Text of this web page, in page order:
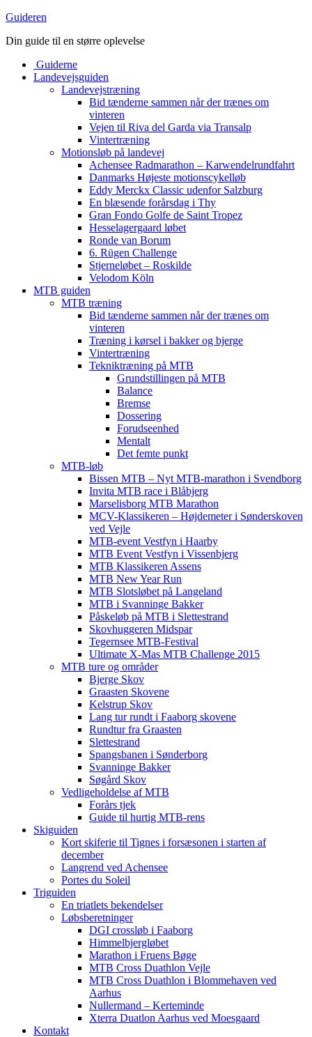
Guideren
Din guide til en større oplevelse
Guiderne
Landevejsguiden
Landevejstræning
Bid tænderne sammen når der trænes om
vinteren
Vejen til Riva del Garda via Transalp
Vintertræning
Motionsløb på landevej
Achensee Radmarathon – Karwendelrundfahrt
Danmarks Højeste motionscykelløb
Eddy Merckx Classic udenfor Salzburg
En blæsende forårsdag i Thy
Gran Fondo Golfe de Saint Tropez
Hesselagergaard løbet
Ronde van Borum
6. Rügen Challenge
Stjerneløbet – Roskilde
Velodom Köln
MTB guiden
MTB træning
Bid tænderne sammen når der trænes om
vinteren
Træning i kørsel i bakker og bjerge
Vintertræning
Tekniktræning på MTB
Grundstillingen på MTB
Balance
Bremse
Dossering
Forudseenhed
Mentalt
Det femte punkt
MTB-løb
Bissen MTB – Nyt MTB-marathon i Svendborg
Invita MTB race i Blåbjerg
Marselisborg MTB Marathon
MCV-Klassikeren – Højdemeter i Sønderskoven
ved Vejle
MTB-event Vestfyn i Haarby
MTB Event Vestfyn i Vissenbjerg
MTB Klassikeren Assens
MTB New Year Run
MTB Slotsløbet på Langeland
MTB i Svanninge Bakker
Påskeløb på MTB i Slettestrand
Skovhuggeren Midspar
Tegernsee MTB-Festival
Ultimate X-Mas MTB Challenge 2015
MTB ture og områder
Bjerge Skov
Graasten Skovene
Kelstrup Skov
Lang tur rundt i Faaborg skovene
Rundtur fra Graasten
Slettestrand
Spangsbanen i Sønderborg
Svanninge Bakker
Søgård Skov
Vedligeholdelse af MTB
Forårs tjek
Guide til hurtig MTB-rens
Skiguiden
Kort skiferie til Tignes i forsæsonen i starten af
december
Langrend ved Achensee
Portes du Soleil
Triguiden
En triatlets bekendelser
Løbsberetninger
DGI crossløb i Faaborg
Himmelbjergløbet
Marathon i Fruens Bøge
MTB Cross Duathlon Vejle
MTB Cross Duathlon i Blommehaven ved
Aarhus
Nullermand – Kerteminde
Xterra Duatlon Aarhus ved Moesgaard
Kontakt